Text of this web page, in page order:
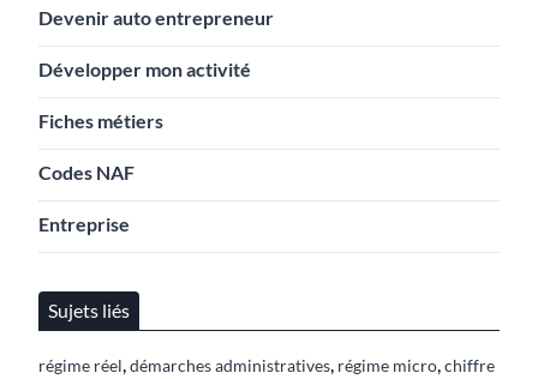
Devenir auto entrepreneur
Développer mon activité
Fiches métiers
Codes NAF
Entreprise
Sujets liés
régime réel,démarches administratives, régime micro,chiffre